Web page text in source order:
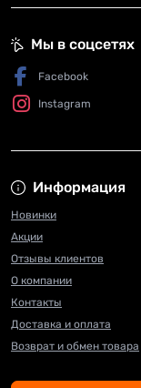
Информация
Новинки
Акции
Отзывы клиентов
О компании
Контакты
Доставка и оплата
Возврат и обмен товара
Мы в соцсетях
Facebook
Instagram